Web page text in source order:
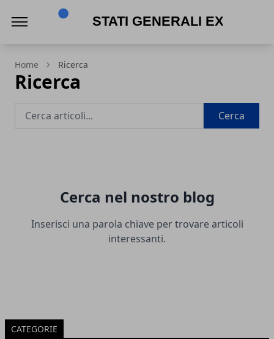
Home Ricerca
Ricerca
Cerca
Cerca nel nostro blog
Inserisci una parola chiave per trovare articoli
interessanti.
CATEGORIE